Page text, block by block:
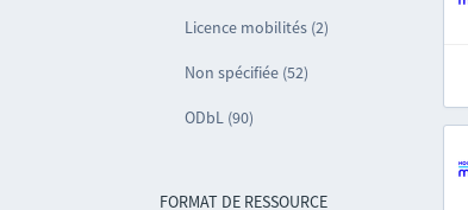
Licence mobilités (2)
Non spécifiée (52)
ODbL (90)
FORMAT DE RESSOURCE